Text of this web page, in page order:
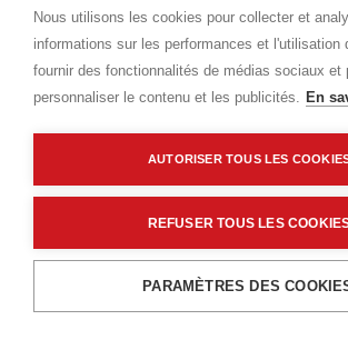
Nous utilisons les cookies pour collecter et
informations sur les performances et l'utilisation
fournir des fonctionnalités de médias sociaux et
personnaliser le contenu et les publicités. En
AUTORISER TOUS LES
REFUSER TOUS LES
PARAMÈTRES DES
Prix public
Plus 1,66 € d'éco-part. DEEE
41,72 € TTC/ML
Livraisons & enlèvement
Livraison standard Sur commande
Description détaillée
Ajouter au panier